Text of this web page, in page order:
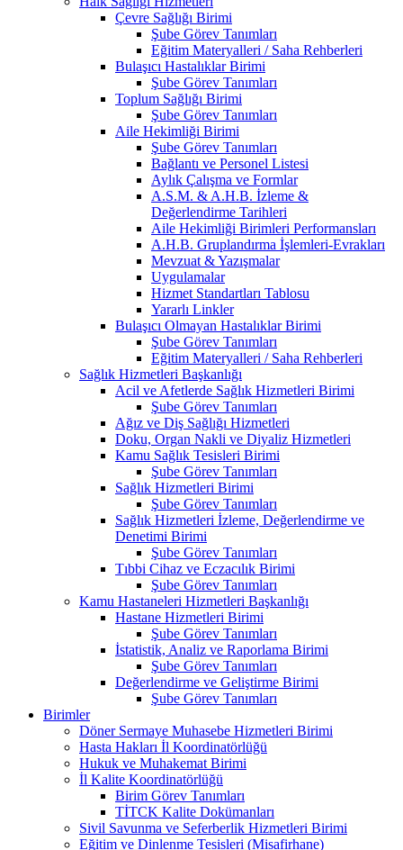
Çevre Sağlığı Birimi
Şube Görev Tanımları
Eğitim Materyalleri / Saha Rehberleri
Bulaşıcı Hastalıklar Birimi
Şube Görev Tanımları
Toplum Sağlığı Birimi
Şube Görev Tanımları
Aile Hekimliği Birimi
Şube Görev Tanımları
Bağlantı ve Personel Listesi
Aylık Çalışma ve Formlar
A.S.M. & A.H.B. İzleme &
Değerlendirme Tarihleri
Aile Hekimliği Birimleri Performansları
A.H.B. Gruplandırma İşlemleri-Evrakları
Mevzuat & Yazışmalar
Uygulamalar
Hizmet Standartları Tablosu
Yararlı Linkler
Bulaşıcı Olmayan Hastalıklar Birimi
Şube Görev Tanımları
Eğitim Materyalleri / Saha Rehberleri
Sağlık Hizmetleri Başkanlığı
Acil ve Afetlerde Sağlık Hizmetleri Birimi
Şube Görev Tanımları
Ağız ve Diş Sağlığı Hizmetleri
Doku, Organ Nakli ve Diyaliz Hizmetleri
Kamu Sağlık Tesisleri Birimi
Şube Görev Tanımları
Sağlık Hizmetleri Birimi
Şube Görev Tanımları
Sağlık Hizmetleri İzleme, Değerlendirme ve
Denetimi Birimi
Şube Görev Tanımları
Tıbbi Cihaz ve Eczacılık Birimi
Şube Görev Tanımları
Kamu Hastaneleri Hizmetleri Başkanlığı
Hastane Hizmetleri Birimi
Şube Görev Tanımları
İstatistik, Analiz ve Raporlama Birimi
Şube Görev Tanımları
Değerlendirme ve Geliştirme Birimi
Şube Görev Tanımları
Birimler
Döner Sermaye Muhasebe Hizmetleri Birimi
Hasta Hakları İl Koordinatörlüğü
Hukuk ve Muhakemat Birimi
İl Kalite Koordinatörlüğü
Birim Görev Tanımları
TİTCK Kalite Dokümanları
Sivil Savunma ve Seferberlik Hizmetleri Birimi
Eğitim ve Dinlenme Tesisleri (Misafirhane)